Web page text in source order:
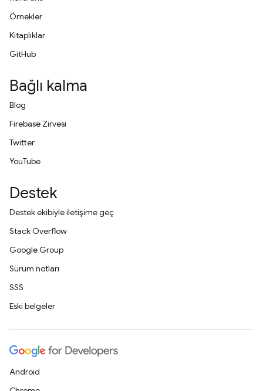
Örnekler
Kitaplıklar
GitHub
Bağlı kalma
Blog
Firebase Zirvesi
Twitter
YouTube
Destek
Destek ekibiyle iletişime geç
Stack Overflow
Google Group
Sürüm notları
SSS
Eski belgeler
Android